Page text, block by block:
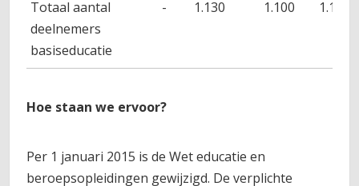
Totaal aantal
deelnemers
basiseducatie
- 1.130 1.100 1.100
Hoe staan we ervoor?
Per 1 januari 2015 is de Wet educatie en
beroepsopleidingen gewijzigd. De verplichte